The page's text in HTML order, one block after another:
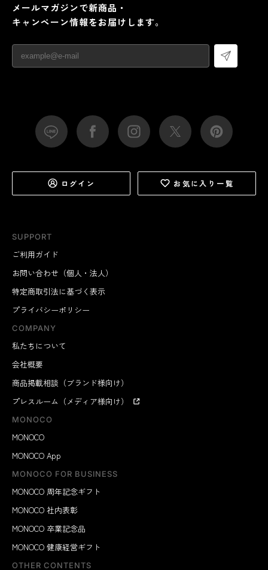
SUPPORT
ご利用ガイド
お問い合わせ（個人・法人）
特定商取引法に基づく表示
プライバシーポリシー
COMPANY
私たちについて
会社概要
商品掲載相談（ブランド様向け）
プレスルーム（メディア様向け）
MONOCO
MONOCO
MONOCO App
MONOCO FOR BUSINESS
MONOCO 周年記念ギフト
MONOCO 社内表彰
MONOCO 卒業記念品
MONOCO 健康経営ギフト
OTHER CONTENTS
メールマガジンで新商品・
キャンペーン情報をお届けします。
ログイン お気に入り一覧